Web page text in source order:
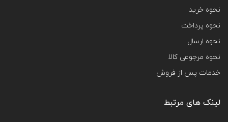
نحوه خرید
نحوه پرداخت
نحوه ارسال
نحوه مرجوعی کالا
خدمات پس از فروش
لینک های مرتبط